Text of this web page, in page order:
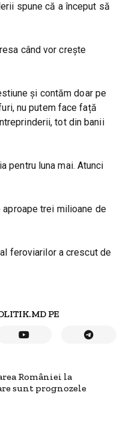
spune că a început să
când vor crește
și contăm doar pe
nu putem face față
tot din banii
pentru luna mai. Atunci
trei milioane de
feroviarilor a crescut de
PE
României la
sunt prognozele